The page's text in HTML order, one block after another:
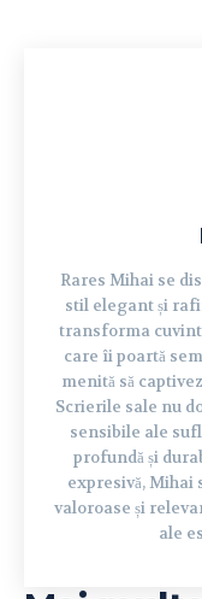
Rares Mihai se
stil elegant și
transforma
care îi poartă
menită să
Scrierile sale nu
sensibile ale
profundă și
expresivă, Mihai
valoroase și
ale